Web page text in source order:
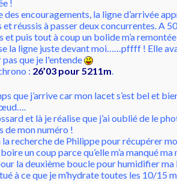
!
des encouragements, la ligne d’arrivée
réussis à passer deux concurrentes. A
puis tout à coup un bolide m’a remontée
la ligne juste devant moi……pffff ! Elle
que je l'entende
: 26’03 pour 5211m.
que j’arrive car mon lacet s’est bel et
et là je réalise que j’ai oublié de le
de mon numéro !
la recherche de Philippe pour récupérer
un coup parce qu’elle m’a manqué
la deuxième boucle pour humidifier ma
à ce que je m’hydrate toutes les 10/15